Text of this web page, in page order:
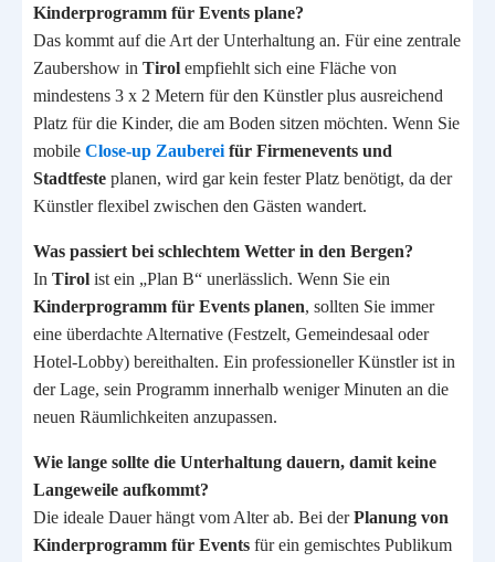
Kinderprogramm für Events plane?
Das kommt auf die Art der Unterhaltung an. Für eine zentrale
Zaubershow in Tirol empfiehlt sich eine Fläche von
mindestens 3 x 2 Metern für den Künstler plus ausreichend
Platz für die Kinder, die am Boden sitzen möchten. Wenn Sie
mobile Close-up Zauberei für Firmenevents und
Stadtfeste planen, wird gar kein fester Platz benötigt, da der
Künstler flexibel zwischen den Gästen wandert.
Was passiert bei schlechtem Wetter in den Bergen?
In Tirol ist ein „Plan B“ unerlässlich. Wenn Sie ein
Kinderprogramm für Events planen, sollten Sie immer
eine überdachte Alternative (Festzelt, Gemeindesaal oder
Hotel-Lobby) bereithalten. Ein professioneller Künstler ist in
der Lage, sein Programm innerhalb weniger Minuten an die
neuen Räumlichkeiten anzupassen.
Wie lange sollte die Unterhaltung dauern, damit keine
Langeweile aufkommt?
Die ideale Dauer hängt vom Alter ab. Bei derPlanung von
Kinderprogramm für Events für ein gemischtes Publikum